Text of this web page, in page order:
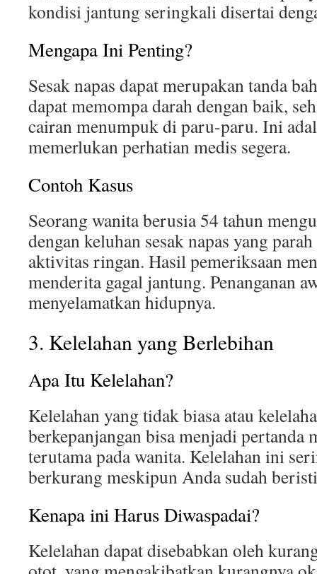
kondisi jantung seringkali disertai
Mengapa Ini Penting?
Sesak napas dapat merupakan tanda
dapat memompa darah dengan baik,
cairan menumpuk di paru-paru. Ini
memerlukan perhatian medis segera.
Contoh Kasus
Seorang wanita berusia 54 tahun
dengan keluhan sesak napas yang
aktivitas ringan. Hasil pemeriksaan
menderita gagal jantung. Penanganan
menyelamatkan hidupnya.
3. Kelelahan yang Berlebihan
Apa Itu Kelelahan?
Kelelahan yang tidak biasa atau
berkepanjangan bisa menjadi pertanda
terutama pada wanita. Kelelahan ini
berkurang meskipun Anda sudah
Kenapa ini Harus Diwaspadai?
Kelelahan dapat disebabkan oleh